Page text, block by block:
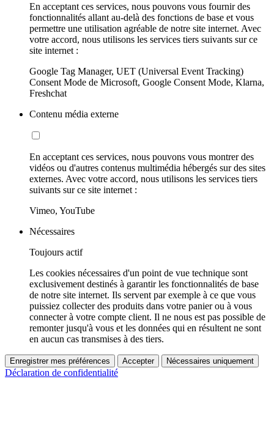
En acceptant ces services, nous pouvons vous fournir des
fonctionnalités allant au-delà des fonctions de base et vous
permettre une utilisation agréable de notre site internet. Avec
votre accord, nous utilisons les services tiers suivants sur ce
site internet :
Google Tag Manager, UET (Universal Event Tracking)
Consent Mode de Microsoft, Google Consent Mode, Klarna,
Freshchat
Contenu média externe
En acceptant ces services, nous pouvons vous montrer des
vidéos ou d'autres contenus multimédia hébergés sur des sites
externes. Avec votre accord, nous utilisons les services tiers
suivants sur ce site internet :
Vimeo, YouTube
Nécessaires
Toujours actif
Les cookies nécessaires d'un point de vue technique sont
exclusivement destinés à garantir les fonctionnalités de base
de notre site internet. Ils servent par exemple à ce que vous
puissiez collecter des produits dans votre panier ou à vous
connecter à votre compte client. Il ne nous est pas possible de
remonter jusqu'à vous et les données qui en résultent ne sont
en aucun cas transmises à des tiers.
Enregistrer mes préférences Accepter Nécessaires uniquement
Déclaration de confidentialité